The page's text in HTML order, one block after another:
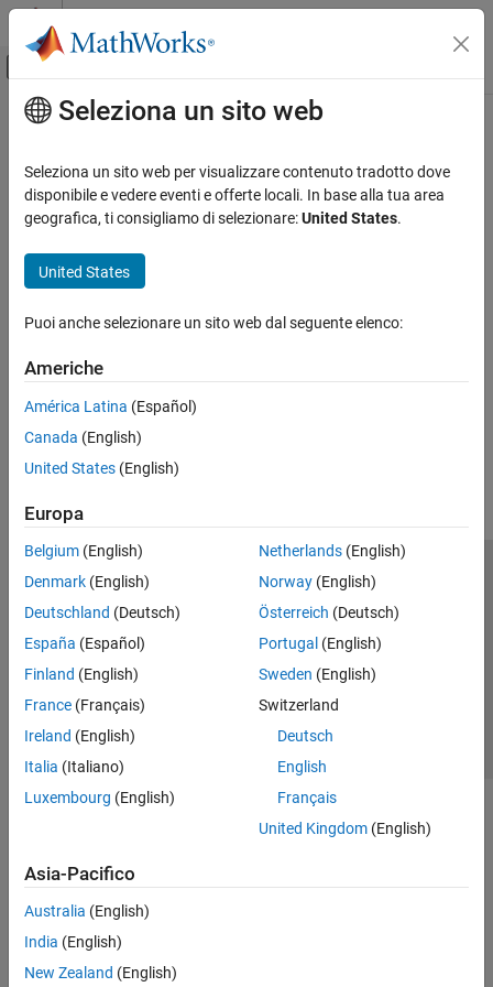
Vai al contenuto
Attiva/disattiva menu di navigazione
Pagina iniziale della documentazione
Categoria
MATLAB and Simulink Online Courses
Integrate MATLAB and Simulink Online
Courses with Learning Management
System (LMS)
Monitor Learner Progress
MATLAB Grader
Contenuto principale
How useful was this information?
Seleziona un sito web
Seleziona un sito web per visualizzare contenuto tradotto dove
disponibile e vedere eventi e offerte locali. In base alla tua area
geografica, ti consigliamo di selezionare:United States.
United States
Puoi anche selezionare un sito web dal seguente elenco:
Americhe
América Latina (Español)
Canada (English)
United States (English)
Europa
Belgium (English)
Denmark (English)
Deutschland (Deutsch)
España (Español)
Finland (English)
France (Français)
Ireland (English)
Italia (Italiano)
Luxembourg (English)
Netherlands(English)
Norway(English)
Österreich (Deutsch)
Portugal (English)
Sweden (English)
Switzerland
Deutsch
English
Français
United Kingdom(English)
Asia-Pacifico
Australia (English)
India (English)
New Zealand (English)
Centro di fiducia
Informativa sulla privacy
Antipirateria
Stato dell'applicazione
Contatti
© 1994-2026 The MathWorks, Inc.